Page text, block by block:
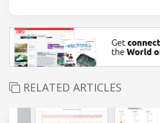
RELATED ARTICLES